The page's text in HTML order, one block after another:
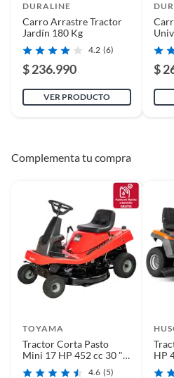
Ancho 84
Garantía 1 año
DURALINE
Carro Arrastre Tractor
Jardín 180 Kg
4.2 (6)
$ 236.990
VER PRODUCTO
$
Complementa tu compra
TOYAMA
Tractor Corta Pasto
Mini 17 HP 452 cc 30 "
TLT30-17M
4.6 (5)
HP